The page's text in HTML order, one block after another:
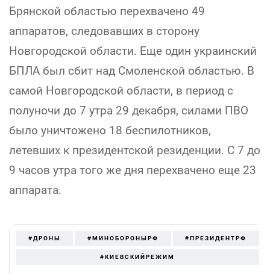
Брянской областью перехвачено 49
аппаратов, следовавших в сторону
Новгородской области. Еще один украинский
БПЛА был сбит над Смоленской областью. В
самой Новгородской области, в период с
полуночи до 7 утра 29 декабря, силами ПВО
было уничтожено 18 беспилотников,
летевших к президентской резиденции. С 7 до
9 часов утра того же дня перехвачено еще 23
аппарата.
#ДРОНЫ #МИНОБОРОНЫРФ #ПРЕЗИДЕНТРФ
#КИЕВСКИЙРЕЖИМ